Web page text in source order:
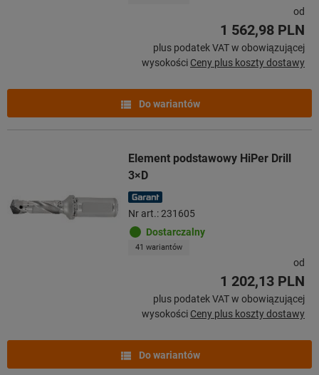
od
1 562,98 PLN
plus podatek VAT w obowiązującej
wysokości Ceny plus koszty dostawy
Do wariantów
Element podstawowy HiPer Drill
3×D
Nr art.: 231605
Dostarczalny
41 wariantów
od
1 202,13 PLN
plus podatek VAT w obowiązującej
wysokości Ceny plus koszty dostawy
Do wariantów